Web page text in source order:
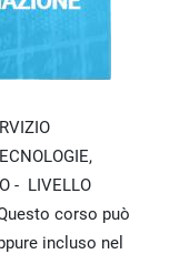
- LIVELLO
corso può
incluso nel